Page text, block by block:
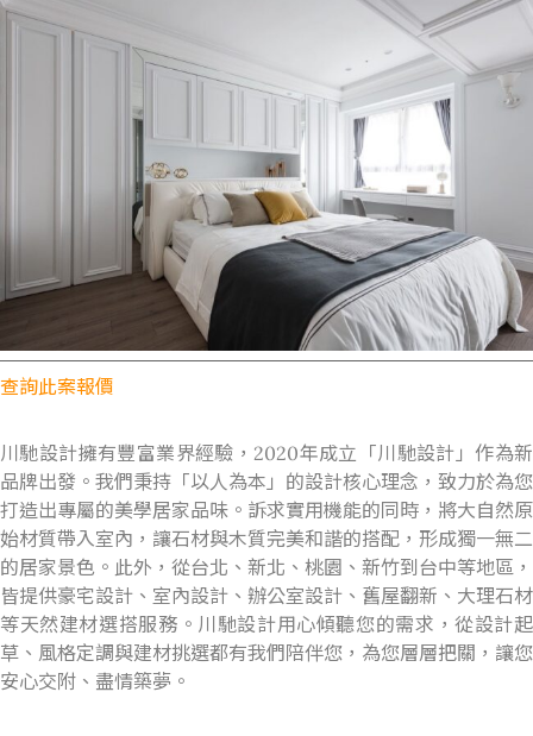
查詢此案報價
川馳設計擁有豐富業界經驗， 2020年成立「川馳設計」作為新
品牌出發。我們秉持「以人為本」的設計核心理念，致力於為您
打造出專屬的美學居家品味。訴求實用機能的同時，將大自然原
始材質帶入室內，讓石材與木質完美和諧的搭配，形成獨一無二
的居家景色。此外，從台北、新北、桃園、新竹到台中等地區，
皆提供豪宅設計、室內設計、辦公室設計、舊屋翻新、大理石材
等天然建材選搭服務。川馳設計用心傾聽您的需求，從設計起
草、風格定調與建材挑選都有我們陪伴您，為您層層把關，讓您
安心交附、盡情築夢。